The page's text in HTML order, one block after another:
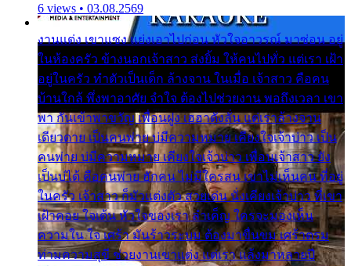
6 views • 03.08.2569
งานแต่ง เขาแซง แย่งเอาไปก่อน หัวใจอาวรณ์ มาซ่อน อยู่
ในห้องครัว ข้างนอกเจ้าสาว ส่งยิ้ม ให้คนไปทั่ว แต่เรา เฝ้า
อยู่ในครัว ทำตัวเป็นเด็ก ล้างจาน ในเมื่อ เจ้าสาว คือคน
บ้านใกล้ พึ่งพาอาศัย จำใจ ต้องไปช่วยงาน พอถึงเวลา เขา
พา กันเข้าพาขวัญ เพื่อนฝูง เฮฮาดังลั่น แต่เราล้างจาน
เดียวดาย เป็นคนพ่าย บ่มีความหมาย เคียงใจเจ้าบ่าว เป็น
คนพ่าย บ่มีความหมาย เคียงใจเจ้าบ่าว เพื่อนเจ้าสาว ยัง
เป็นบ่ได้ คือคนพ่าย ฮักคน ไม่มีใครสน เขาไม่เห็นคน ที่อยู่
ในครัว เจ้าสาว ก็มัวแต่งตัว สวยเด่น นั่งเคียงเจ้าบ่าว ที่เขา
เฝ้าคอย ใจเต้น หัวใจของเรา ลำเค็ญ ใครจะมองเห็น
ความใน ใจ เศร้า มันร้าวระบม ต้องมาขื่นขม เศร้าตรม
ท่ามความสุขี ช่วยงานเขาแต่ง แต่เรา แล้งมาหลายปี